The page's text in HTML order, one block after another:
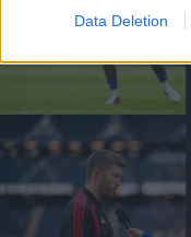
Data Deletion